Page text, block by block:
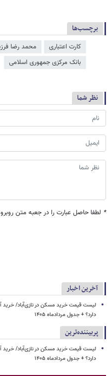
برچسب‌ها
کارت اعتباری محمد رضا
بانک مرکزی جمهوری اسلامی
نظر شما
* لطفا حاصل عبارت را در جعبه متن روبرو
آخرین اخبار
دارد؟ + جدول مردادماه ۱۴۰۵
پربیننده‌ترین
دارد؟ + جدول مردادماه ۱۴۰۵